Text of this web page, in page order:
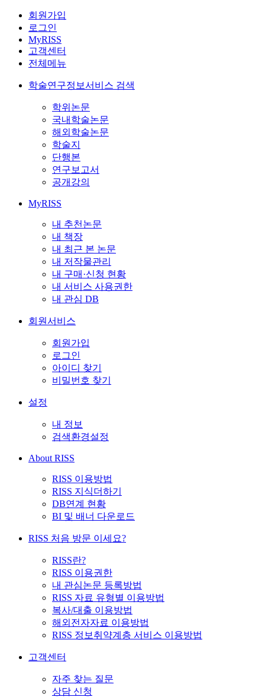
회원가입
로그인
MyRISS
고객센터
전체메뉴
학술연구정보서비스 검색
학위논문
국내학술논문
해외학술논문
학술지
단행본
연구보고서
공개강의
MyRISS
내 추천논문
내 책장
내 최근 본 논문
내 저작물관리
내 구매·신청 현황
내 서비스 사용권한
내 관심 DB
회원서비스
회원가입
로그인
아이디 찾기
비밀번호 찾기
설정
내 정보
검색환경설정
About RISS
RISS 이용방법
RISS 지식더하기
DB연계 현황
BI 및 배너 다운로드
RISS 처음 방문 이세요?
RISS란?
RISS 이용권한
내 관심논문 등록방법
RISS 자료 유형별 이용방법
복사/대출 이용방법
해외전자자료 이용방법
RISS 정보취약계층 서비스 이용방법
고객센터
자주 찾는 질문
상담 신청